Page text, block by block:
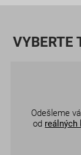
VYBERTE
Odešleme
od reálných